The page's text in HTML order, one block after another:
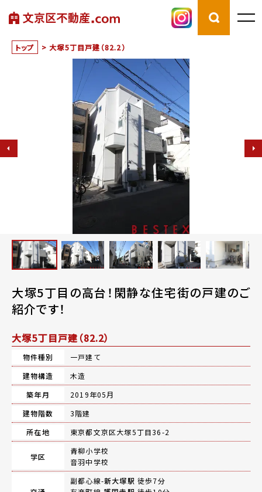
トップ > 大塚5丁目戸建（82.2）
大塚5丁目の高台！閑静な住宅街の戸建のご
紹介です！
大塚5丁目戸建（82.2）
物件種別
一戸建て
建物構造
木造
築年月
2019年05月
建物階数
3階建
所在地
東京都文京区大塚5丁目36-2
学区
青柳小学校
音羽中学校
副都心線-新大塚駅 徒歩7分